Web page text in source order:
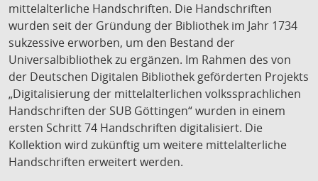
mittelalterliche Handschriften. Die Handschriften
wurden seit der Gründung der Bibliothek im Jahr 1734
sukzessive erworben, um den Bestand der
Universalbibliothek zu ergänzen. Im Rahmen des von
der Deutschen Digitalen Bibliothek geförderten Projekts
„Digitalisierung der mittelalterlichen volkssprachlichen
Handschriften der SUB Göttingen“ wurden in einem
ersten Schritt 74 Handschriften digitalisiert. Die
Kollektion wird zukünftig um weitere mittelalterliche
Handschriften erweitert werden.